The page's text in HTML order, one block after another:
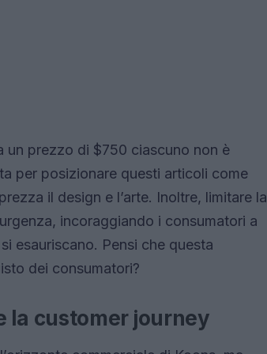
un prezzo di $750 ciascuno non è
per posizionare questi articoli come
il design e l’arte. Inoltre, limitare la
incoraggiando i consumatori a
esauriscano. Pensi che questa
dei consumatori?
la customer journey